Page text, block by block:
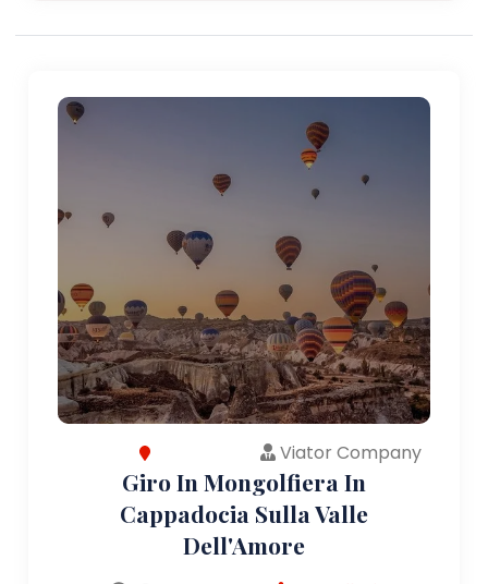
Viator Company
Giro In Mongolfiera In
Cappadocia Sulla Valle
Dell'Amore